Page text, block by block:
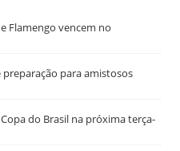
Flamengo vencem no
preparação para amistosos
do Brasil na próxima terça-